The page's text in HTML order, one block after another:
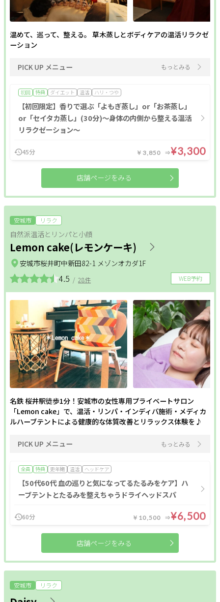
温めて、巡って、整える。 草木蒸しとボディケアの温活リラクゼ
ーション
PICK UP メニュー もっとみる
初回 特典 ダイエット 温活 ハリ・つや
【初回限定】香りで選ぶ「よもぎ蒸し」or「お茶蒸し」
or「セイタカ蒸し」(30分)〜身体の内側から整える温活
リラクゼーション〜
45分 ￥3,850 ¥3,300
店舗ページをみる
安城市 リラク
自然派温活とリンパと小顔
Lemon cake(レモンケーキ)
WEB予約
4.5 / 28件
安城市桜井町中新田82-1 メゾンオカダ1F
名鉄 桜井駅徒歩1分！安城市の女性専用プライベートサロン
「Lemon cake」で、温活・リンパ・インディバ施術・メディカ
ルハーブテントによる健康的な体質改善とリラックス体験を♪
PICK UP メニュー もっとみる
全員 特典 更年期 温活 ヘッドケア
【50代60代 血の巡りと気になってるたるみをケア】ハ
ーブテントとたるみを整えちゃうドライヘッドスパ
60分 ￥10,500 ¥6,500
店舗ページをみる
安城市 リラク